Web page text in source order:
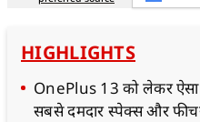
HIGHLIGHTS
OnePlus 13 को लेकर ऐसा
सबसे दमदार स्पेक्स और